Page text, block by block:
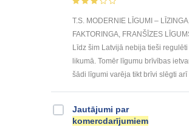
T.S. MODERNIE LĪGUMI –
FAKTORINGA, FRANŠĪZES
Līdz šim Latvijā nebija tieši regulēti
likumā. Tomēr līgumu brīvības
šādi līgumi varēja tikt brīvi slēgti arī
Jautājumi par
komercdarījumiem